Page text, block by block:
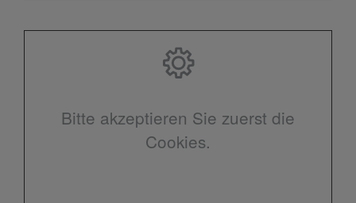
Bitte akzeptieren Sie zuerst die
Cookies.